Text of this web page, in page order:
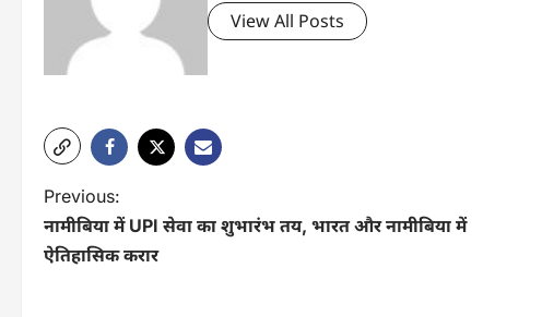
View All Posts
P
o
Previous:
नामीबिया में UPI सेवा का शुभारंभ तय, भारत और नामीबिया में
ऐतिहासिक करार